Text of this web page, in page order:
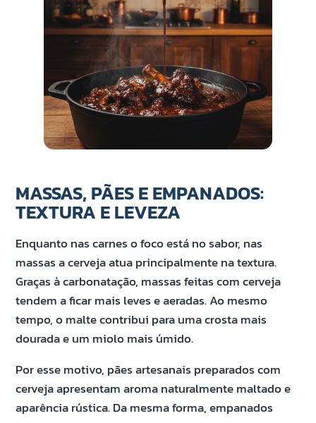
MASSAS, PÃES E EMPANADOS:
TEXTURA E LEVEZA
Enquanto nas carnes o foco está no sabor, nas
massas a cerveja atua principalmente na textura.
Graças à carbonatação, massas feitas com cerveja
tendem a ficar mais leves e aeradas. Ao mesmo
tempo, o malte contribui para uma crosta mais
dourada e um miolo mais úmido.
Por esse motivo, pães artesanais preparados com
cerveja apresentam aroma naturalmente maltado e
aparência rústica. Da mesma forma, empanados